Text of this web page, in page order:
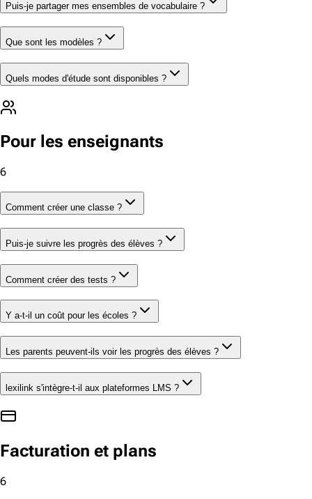
Puis-je partager mes ensembles de vocabulaire ?
Que sont les modèles ?
Quels modes d'étude sont disponibles ?
Pour les enseignants
6
Comment créer une classe ?
Puis-je suivre les progrès des élèves ?
Comment créer des tests ?
Y a-t-il un coût pour les écoles ?
Les parents peuvent-ils voir les progrès des élèves ?
lexilink s'intègre-t-il aux plateformes LMS ?
Facturation et plans
6